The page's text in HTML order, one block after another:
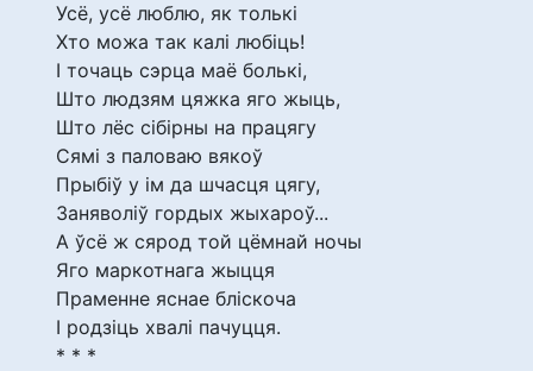
Усё, усё люблю, як толькі
Хто можа так калі любіць!
І точаць сэрца маё болькі,
Што людзям цяжка яго жыць,
Што лёс сібірны на працягу
Сямі з паловаю вякоў
Прыбіў у ім да шчасця цягу,
Заняволіў гордых жыхароў...
А ўсё ж сярод той цёмнай ночы
Яго маркотнага жыцця
Праменне яснае бліскоча
І родзіць хвалі пачуцця.
* * *